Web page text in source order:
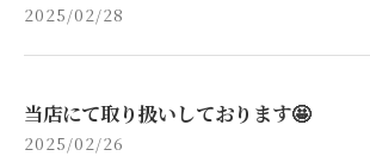
2025/02/28
当店にて取り扱いしております🤩
2025/02/26